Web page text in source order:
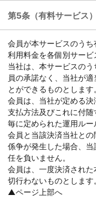
第5条（有料サービス）
会員が本サービスのう
利用料金を各個別サービ
当社は、本サービスの
員の承諾なく、当社が
とができるものとします
会員は、当社が定める決
支払方法及びこれに付
毎に定められた運用ルー
会員と当該決済当社と
係争が発生した場合、
任を負いません。
会員は、一度決済され
切行わないものとします
▲ページ上部へ